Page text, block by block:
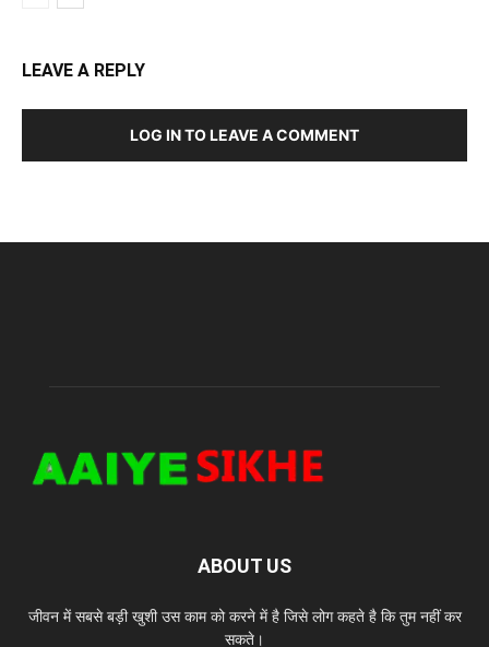
LEAVE A REPLY
LOG IN TO LEAVE A COMMENT
ABOUT US
जीवन में सबसे बड़ी खुशी उस काम को करने में है जिसे लोग कहते है कि तुम नहीं कर
सकते।